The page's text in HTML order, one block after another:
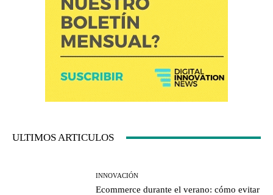
ULTIMOS ARTICULOS
INNOVACIÓN
Ecommerce durante el verano: cómo evitar